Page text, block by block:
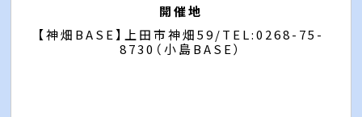
開催地
【神畑BASE】上田市神畑59/TEL:0268-75-
8730（小島BASE）